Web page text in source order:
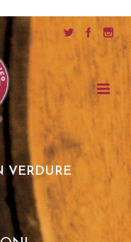
VERDURE